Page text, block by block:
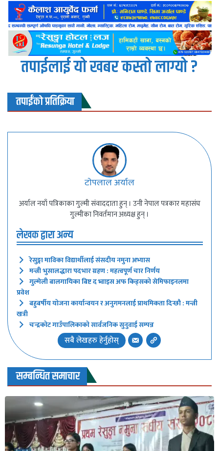
तपाईलाई यो खबर कस्तो लाग्यो ?
तपाईंको प्रतिक्रिया
टाेपलाल अर्याल
अर्याल नयाँ पत्रिकाका गुल्मी संवाददाता हुन् । उनी नेपाल पत्रकार महासंघ
गुल्मीका निवर्तमान अध्यक्ष हुन् ।
लेखक द्वारा अन्य
रेसुङ्गा माविका विद्यार्थीलाई संसदीय नमुना अभ्यास
मन्त्री भुसालद्धारा पदभार ग्रहण : महत्वपूर्ण चार निर्णय
गुल्मेली बालगायिका बिष्ट द भ्वाइस अफ किड्सको सेमिफाइनलमा
प्रवेश
बहुबर्षीय योजना कार्यान्वयन र अनुगमनलाई प्राथमिकता दिन्छौ : मन्त्री
खत्री
चन्द्रकोट गाउँपालिकाको सार्वजनिक सुनुवाई सम्पन्न
सबै लेखहरु हेर्नुहोस्
सम्बन्धित समाचार